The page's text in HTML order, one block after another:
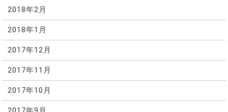
2018年2月
2018年1月
2017年12月
2017年11月
2017年10月